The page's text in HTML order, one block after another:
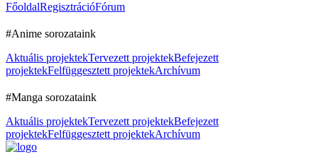
FőoldalRegisztrációFórum
#Anime sorozataink
Aktuális projektekTervezett projektekBefejezett
projektekFelfüggesztett projektekArchívum
#Manga sorozataink
Aktuális projektekTervezett projektekBefejezett
projektekFelfüggesztett projektekArchívum